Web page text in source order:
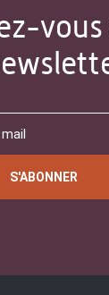
S'ABONNER